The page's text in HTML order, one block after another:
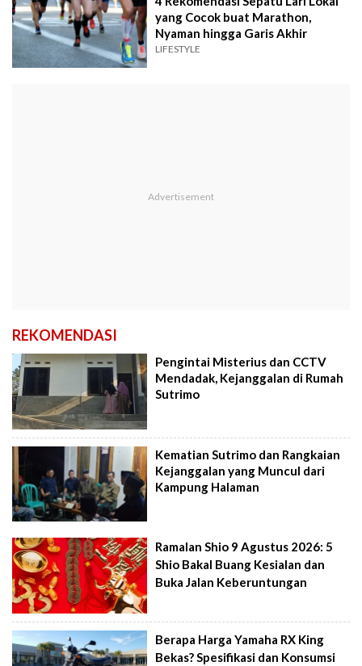
yang Cocok buat Marathon,
Nyaman hingga Garis Akhir
LIFESTYLE
REKOMENDASI
Pengintai Misterius dan CCTV
Mendadak, Kejanggalan di Rumah
Sutrimo
Kematian Sutrimo dan Rangkaian
Kejanggalan yang Muncul dari
Kampung Halaman
Ramalan Shio 9 Agustus 2026: 5
Shio Bakal Buang Kesialan dan
Buka Jalan Keberuntungan
Berapa Harga Yamaha RX King
Bekas? Spesifikasi dan Konsumsi